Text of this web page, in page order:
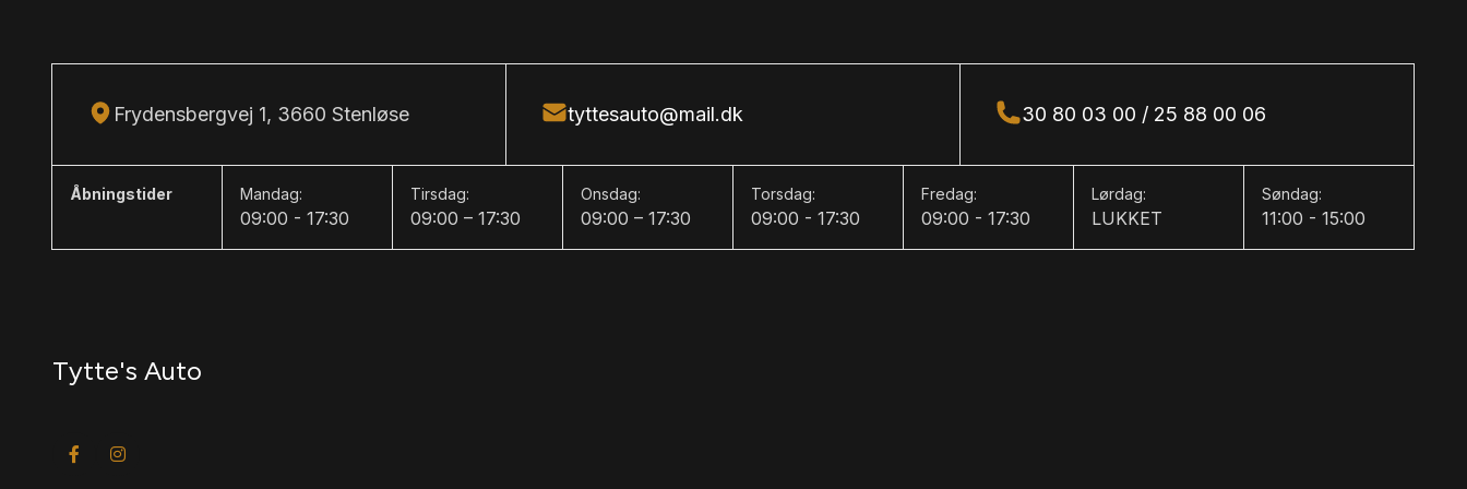
dæktryksmåler, træthedsregistrering, skiltegenkendelse, isofix, automatisk lys,
nødbremsesystem, stemmebetjening, auto hold, automatisk nødassistent
Frydensbergvej 1, 3660 Stenløse tyttesauto@mail.dk 30 80 03 00 / 25 88 00 06
Åbningstider Mandag:
09:00 - 17:30
Tirsdag:
09:00 – 17:30
Onsdag:
09:00 – 17:30
Torsdag:
09:00 - 17:30
Fredag:
09:00 - 17:30
Lørdag:
LUKKET
Søndag:
11:00 - 15:00
Tytte's Auto